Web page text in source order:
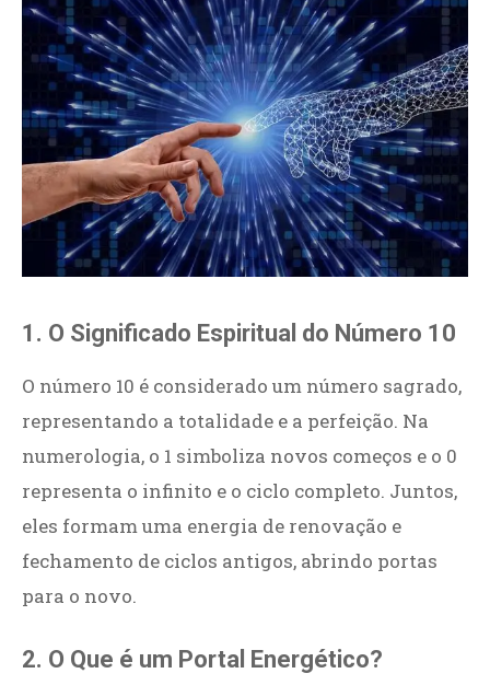
1. O Significado Espiritual do Número 10
O número 10 é considerado um número sagrado,
representando a totalidade e a perfeição. Na
numerologia, o 1 simboliza novos começos e o 0
representa o infinito e o ciclo completo. Juntos,
eles formam uma energia de renovação e
fechamento de ciclos antigos, abrindo portas
para o novo.
2. O Que é um Portal Energético?